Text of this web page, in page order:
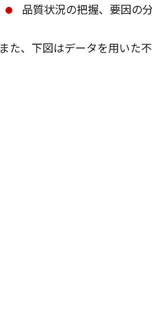
品質状況の把握、要因の
また、下図はデータを用いた